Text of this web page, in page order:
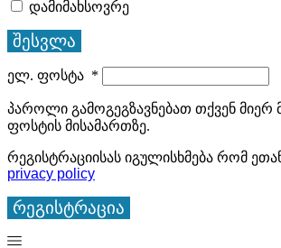
დამიმახსოვრე
შესვლა
ელ. ფოსტა *
პაროლი გამოგეგზავნებათ თქვენ
ფოსტის მისამართზე.
რეგისტრაციისას იგულისხმება რომ
privacy policy
რეგისტრაცია